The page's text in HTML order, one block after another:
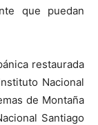
que puedan
restaurada
Nacional
de Montaña
Santiago